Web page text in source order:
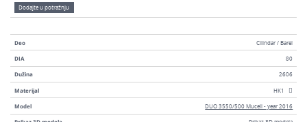
Dodajte u potražnju
Deo Cilindar / Barel
DIA 80
Dužina 2606
Materijal HK1
Model DUO 3550/500 Mucell - year 2016